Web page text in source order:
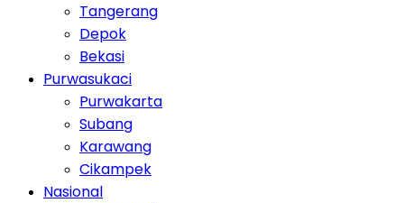
Tangerang
Depok
Bekasi
Purwasukaci
Purwakarta
Subang
Karawang
Cikampek
Nasional